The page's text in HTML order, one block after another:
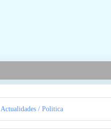
Actualidades / Politica